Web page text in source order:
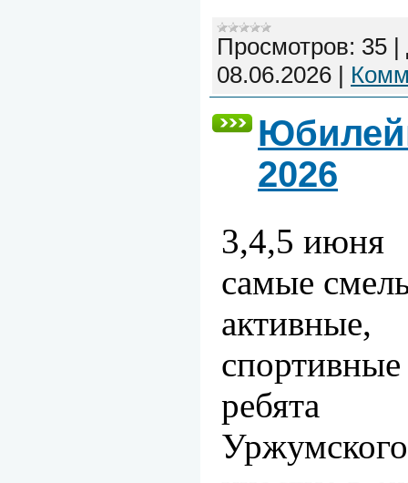
Просмотров: 35 |
08.06.2026 |
2026
3,4,5 июня
самые
активные,
спортивные
ребята